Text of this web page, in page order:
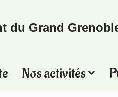
du Grand
Nos activités